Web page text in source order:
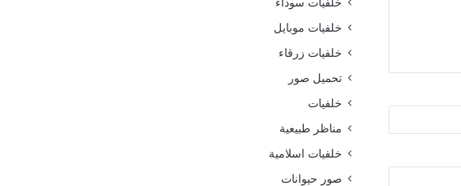
خلفيات موبايل
خلفيات زرقاء
تحميل صور
خلفيات
مناظر طبيعية
خلفيات اسلامية
صور حيوانات